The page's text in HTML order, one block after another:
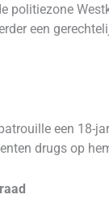
politiezone
een
een 18-
drugs op